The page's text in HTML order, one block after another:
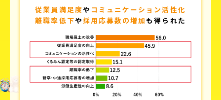
従業員満足度や コミュニケーション活性化
離職率低下や採用応募数の増加 も得られた